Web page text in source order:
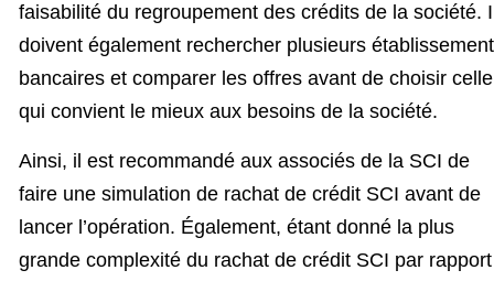
faisabilité du regroupement des crédits de la société.
doivent également rechercher plusieurs
bancaires et comparer les offres avant de choisir celle
qui convient le mieux aux besoins de la société.
Ainsi, il est recommandé aux associés de la SCI de
faire une simulation de rachat de crédit SCI avant de
lancer l’opération. Également, étant donné la plus
grande complexité du rachat de crédit SCI par